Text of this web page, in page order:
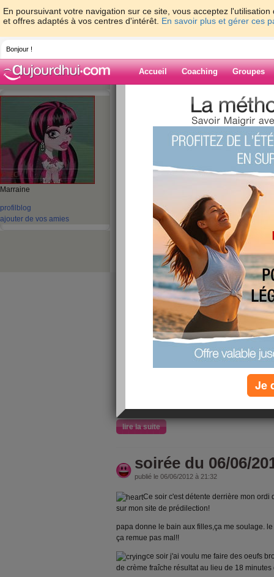
En poursuivant votre navigation sur ce site, vous acceptez
et offres adaptés à vos centres d'intérêt. En savoir plus et gérer ces
Bonjour !
Accueil Coaching Groupes
Marraine
profil blog
ajouter de vos amies
>
Blog de
3 4
Quizz: Les 10
un petit-déjeuner
publié le 11/06/2012 à 10:16
j'ai fait8/10
Les 10
réussir
déjeuner
lire la suite
soirée du 06/06/
publié le 06/06/2012 à 21:32
Ce soir c'est détente derrière mon ordi
sur mon site de prédilection!
papa donne le bain aux filles,ça me soulage.
ça remue pas mal!!
ce soir j'ai voulu me faire des oeufs
de crème fraîche résultat au lieu de 18
Je